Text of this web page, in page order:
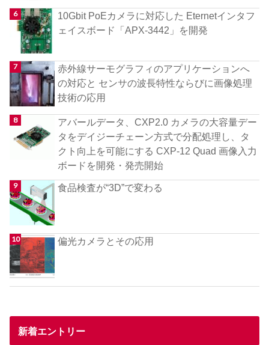
10Gbit PoEカメラに対応した Eternetインタフ
ェイスボード「APX-3442」を開発
赤外線サーモグラフィのアプリケーションへ
の対応と センサの波長特性ならびに画像処理
技術の応用
アバールデータ、CXP2.0 カメラの大容量デー
タをデイジーチェーン方式で分配処理し、タ
クト向上を可能にする CXP-12 Quad 画像入力
ボードを開発・発売開始
食品検査が“3D”で変わる
偏光カメラとその応用
新着エントリー